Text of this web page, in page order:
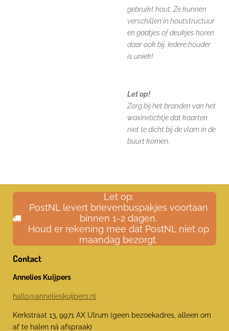
gebruikt hout. Ze kunnen
verschillen in houtstructuur
en gaatjes of deukjes horen
daar ook bij. Iedere houder
is uniek!
Let op!
Zorg bij het branden van het
waxinelichtje dat kaarten
niet te dicht bij de vlam in de
buurt komen.
Let op:
PostNL levert brievenbuspakjes voortaan
binnen 1-2 dagen.
Houd er rekening mee dat PostNL niet op
maandag bezorgt.
Contact
Annelies Kuijpers
hallo@annelieskuijpers.nl
Kerkstraat 13, 9971 AX Ulrum (geen bezoekadres, alleen om
af te halen ná afspraak)